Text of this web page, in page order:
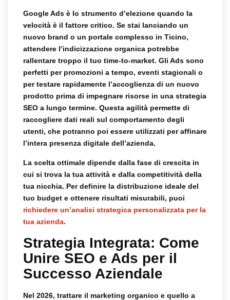
Google Ads è lo strumento d’elezione quando la
velocità è il fattore critico. Se stai lanciando un
nuovo brand o un portale complesso in Ticino,
attendere l’indicizzazione organica potrebbe
rallentare troppo il tuo time-to-market. Gli Ads sono
perfetti per promozioni a tempo, eventi stagionali o
per testare rapidamente l’accoglienza di un nuovo
prodotto prima di impegnare risorse in una strategia
SEO a lungo termine. Questa agilità permette di
raccogliere dati reali sul comportamento degli
utenti, che potranno poi essere utilizzati per affinare
l’intera presenza digitale dell’azienda.
La scelta ottimale dipende dalla fase di crescita in
cui si trova la tua attività e dalla competitività della
tua nicchia. Per definire la distribuzione ideale del
tuo budget e ottenere risultati misurabili, puoi
richiedere un’analisi strategica personalizzata per la
tua azienda.
Strategia Integrata: Come
Unire SEO e Ads per il
Successo Aziendale
Nel 2026, trattare il marketing organico e quello a